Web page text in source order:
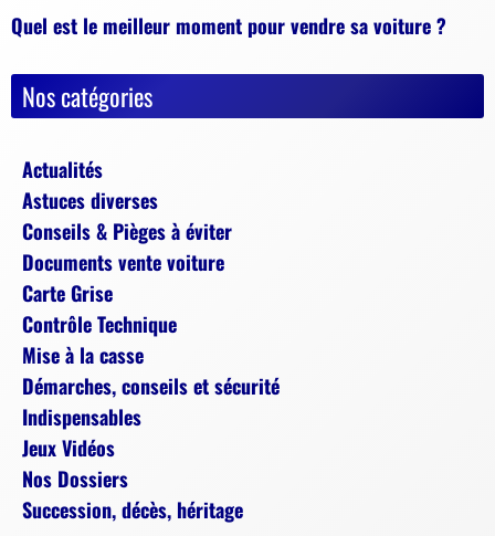
Quel est le meilleur moment pour vendre sa voiture ?
Nos catégories
Actualités
Astuces diverses
Conseils & Pièges à éviter
Documents vente voiture
Carte Grise
Contrôle Technique
Mise à la casse
Démarches, conseils et sécurité
Indispensables
Jeux Vidéos
Nos Dossiers
Succession, décès, héritage